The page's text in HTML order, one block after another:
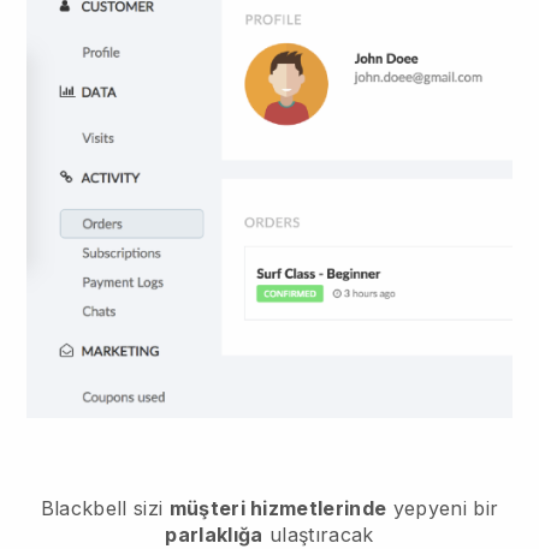
Blackbell sizi müşteri hizmetlerinde yepyeni bir
parlaklığa ulaştıracak